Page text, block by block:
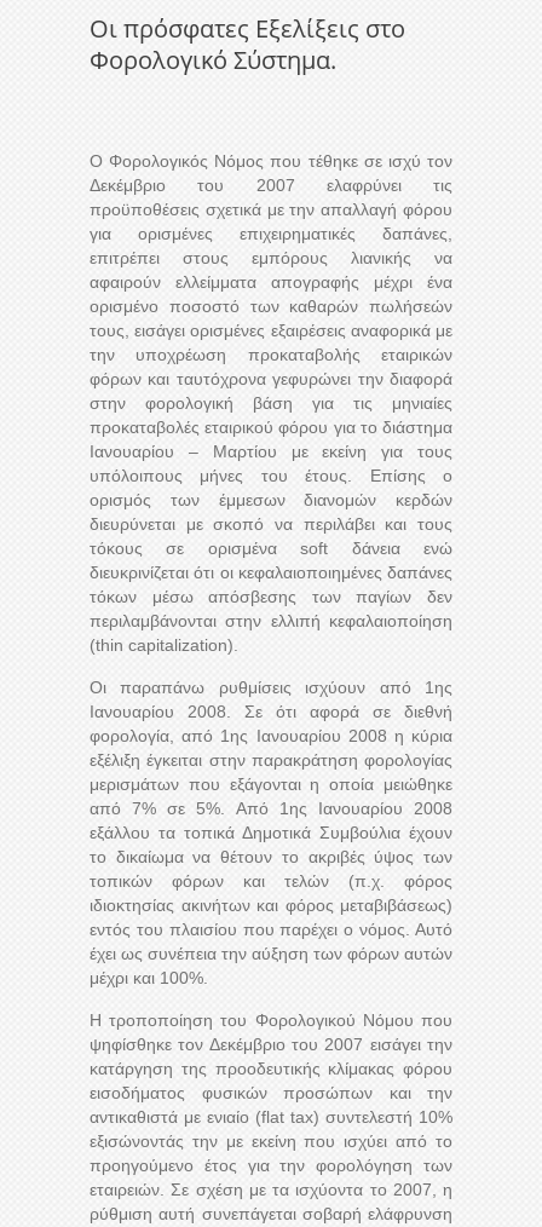
Οι πρόσφατες Εξελίξεις στο
Φορολογικό Σύστημα.
Ο Φορολογικός Νόμος που τέθηκε σε ισχύ τον
Δεκέμβριο του 2007 ελαφρύνει τις
προϋποθέσεις σχετικά με την απαλλαγή φόρου
για ορισμένες επιχειρηματικές δαπάνες,
επιτρέπει στους εμπόρους λιανικής να
αφαιρούν ελλείμματα απογραφής μέχρι ένα
ορισμένο ποσοστό των καθαρών πωλήσεών
τους, εισάγει ορισμένες εξαιρέσεις αναφορικά με
την υποχρέωση προκαταβολής εταιρικών
φόρων και ταυτόχρονα γεφυρώνει την διαφορά
στην φορολογική βάση για τις μηνιαίες
προκαταβολές εταιρικού φόρου για το διάστημα
Ιανουαρίου – Μαρτίου με εκείνη για τους
υπόλοιπους μήνες του έτους. Επίσης ο
ορισμός των έμμεσων διανομών κερδών
διευρύνεται με σκοπό να περιλάβει και τους
τόκους σε ορισμένα soft δάνεια ενώ
διευκρινίζεται ότι οι κεφαλαιοποιημένες δαπάνες
τόκων μέσω απόσβεσης των παγίων δεν
περιλαμβάνονται στην ελλιπή κεφαλαιοποίηση
(thin capitalization).
Οι παραπάνω ρυθμίσεις ισχύουν από 1ης
Ιανουαρίου 2008. Σε ότι αφορά σε διεθνή
φορολογία, από 1ης Ιανουαρίου 2008 η κύρια
εξέλιξη έγκειται στην παρακράτηση φορολογίας
μερισμάτων που εξάγονται η οποία μειώθηκε
από 7% σε 5%. Από 1ης Ιανουαρίου 2008
εξάλλου τα τοπικά Δημοτικά Συμβούλια έχουν
το δικαίωμα να θέτουν το ακριβές ύψος των
τοπικών φόρων και τελών (π.χ. φόρος
ιδιοκτησίας ακινήτων και φόρος μεταβιβάσεως)
εντός του πλαισίου που παρέχει ο νόμος. Αυτό
έχει ως συνέπεια την αύξηση των φόρων αυτών
μέχρι και 100%.
Η τροποποίηση του Φορολογικού Νόμου που
ψηφίσθηκε τον Δεκέμβριο του 2007 εισάγει την
κατάργηση της προοδευτικής κλίμακας φόρου
εισοδήματος φυσικών προσώπων και την
αντικαθιστά με ενιαίο (flat tax) συντελεστή 10%
εξισώνοντάς την με εκείνη που ισχύει από το
προηγούμενο έτος για την φορολόγηση των
εταιρειών. Σε σχέση με τα ισχύοντα το 2007, η
ρύθμιση αυτή συνεπάγεται σοβαρή ελάφρυνση